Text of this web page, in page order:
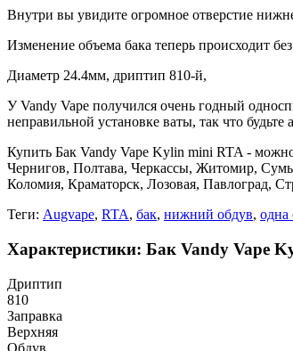
Внутри вы увидите огромное отверстие
Изменение объема бака теперь происходит
Диаметр 24.4мм, дриптип 810-й,
У Vandy Vape получился очень годный
неправильной установке ваты, так что будьте
Купить Бак Vandy Vape Kylin mini RTA -
Чернигов, Полтава, Черкассы, Житомир,
Коломия, Краматорск, Лозовая, Павлоград,
Теги: Augvape, RTA, бак, нижний обдув, одна
Характеристики: Бак Vandy Vape
Дриптип
810
Заправка
Верхняя
Обдув